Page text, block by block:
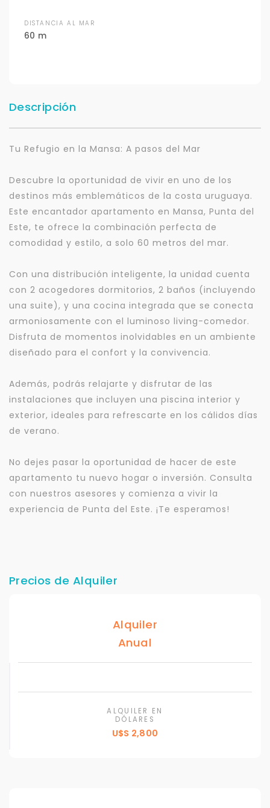
DISTANCIA AL MAR
60 m
Descripción
Tu Refugio en la Mansa: A pasos del Mar
Descubre la oportunidad de vivir en uno de los
destinos más emblemáticos de la costa uruguaya.
Este encantador apartamento en Mansa, Punta del
Este, te ofrece la combinación perfecta de
comodidad y estilo, a solo 60 metros del mar.
Con una distribución inteligente, la unidad cuenta
con 2 acogedores dormitorios, 2 baños (incluyendo
una suite), y una cocina integrada que se conecta
armoniosamente con el luminoso living-comedor.
Disfruta de momentos inolvidables en un ambiente
diseñado para el confort y la convivencia.
Además, podrás relajarte y disfrutar de las
instalaciones que incluyen una piscina interior y
exterior, ideales para refrescarte en los cálidos días
de verano.
No dejes pasar la oportunidad de hacer de este
apartamento tu nuevo hogar o inversión. Consulta
con nuestros asesores y comienza a vivir la
experiencia de Punta del Este. ¡Te esperamos!
Precios de Alquiler
Alquiler
Anual
ALQUILER EN
DÓLARES
U$S 2,800